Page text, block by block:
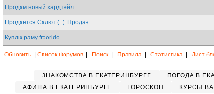
Продам новый хардтейл.
Продается Салют (+). Продан.
Куплю раму freeride
Обновить Список Форумов Поиск Правила Статистика Лист
ЗНАКОМСТВА В ЕКАТЕРИНБУРГЕ ПОГОДА В
АФИША В ЕКАТЕРИНБУРГЕ
ГОРОСКОП КУРСЫ